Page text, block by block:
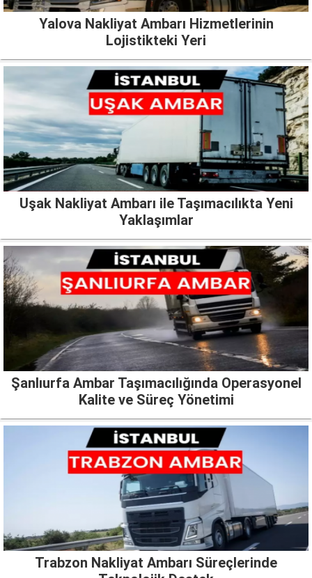
Yalova Nakliyat Ambarı Hizmetlerinin
Lojistikteki Yeri
Uşak Nakliyat Ambarı ile Taşımacılıkta Yeni
Yaklaşımlar
Şanlıurfa Ambar Taşımacılığında Operasyonel
Kalite ve Süreç Yönetimi
Trabzon Nakliyat Ambarı Süreçlerinde